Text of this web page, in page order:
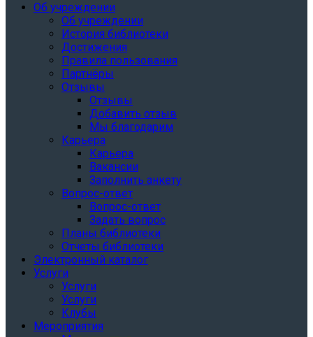
Об учреждении
Об учреждении
История библиотеки
Достижения
Правила пользования
Партнёры
Отзывы
Отзывы
Добавить отзыв
Мы благодарим
Карьера
Карьера
Вакансии
Заполнить анкету
Вопрос-ответ
Вопрос-ответ
Задать вопрос
Планы библиотеки
Отчеты библиотеки
Электронный каталог
Услуги
Услуги
Услуги
Клубы
Мероприятия